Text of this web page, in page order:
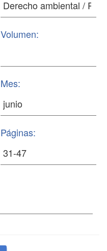
Volumen:
Mes:
Páginas: